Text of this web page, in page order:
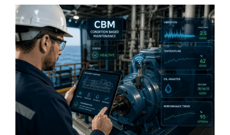
Services
Videos
Contact
View
Larger
Image